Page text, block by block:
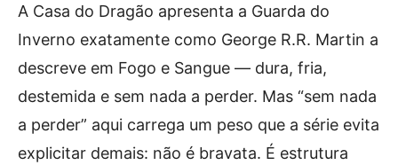
A Casa do Dragão apresenta a Guarda do
Inverno exatamente como George R.R. Martin a
descreve em Fogo e Sangue — dura, fria,
destemida e sem nada a perder. Mas “sem nada
a perder” aqui carrega um peso que a série evita
explicitar demais: não é bravata. É estrutura